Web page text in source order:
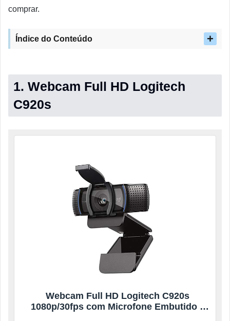
comprar.
Índice do Conteúdo
1. Webcam Full HD Logitech
C920s
Webcam Full HD Logitech C920s
1080p/30fps com Microfone Embutido e